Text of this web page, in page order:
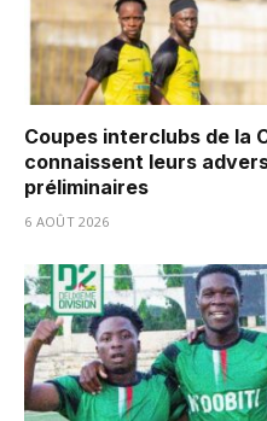
Coupes interclubs de la
connaissent leurs
préliminaires
6 AOÛT 2026